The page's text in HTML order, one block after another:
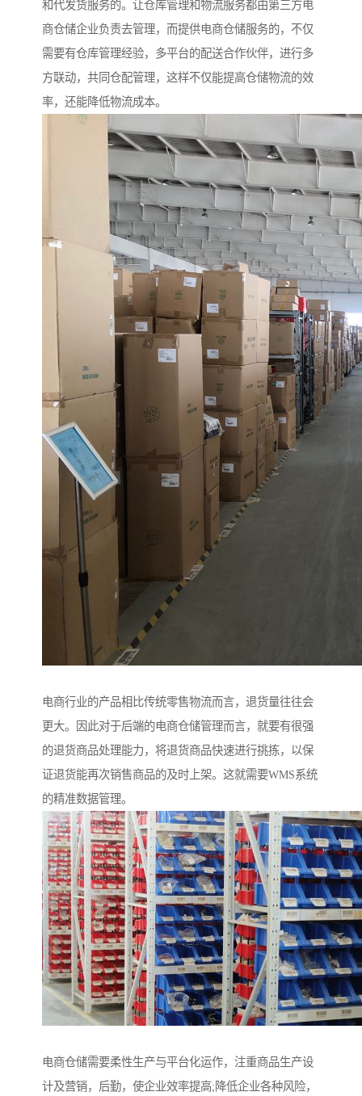
和代发货服务的。让仓库管理和物流服务都由第三方电
商仓储企业负责去管理，而提供电商仓储服务的，不仅
需要有仓库管理经验，多平台的配送合作伙伴，进行多
方联动，共同仓配管理，这样不仅能提高仓储物流的效
率，还能降低物流成本。
电商行业的产品相比传统零售物流而言，退货量往往会
更大。因此对于后端的电商仓储管理而言，就要有很强
的退货商品处理能力，将退货商品快速进行挑拣，以保
证退货能再次销售商品的及时上架。这就需要WMS系统
的精准数据管理。
电商仓储需要柔性生产与平台化运作，注重商品生产设
计及营销，后勤，使企业效率提高;降低企业各种风险，